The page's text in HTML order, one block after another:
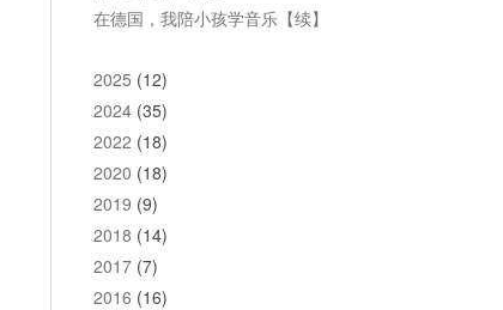
在德国，我陪小孩学音乐【续】
2025 (12)
2024 (35)
2022 (18)
2020 (18)
2019 (9)
2018 (14)
2017 (7)
2016 (16)